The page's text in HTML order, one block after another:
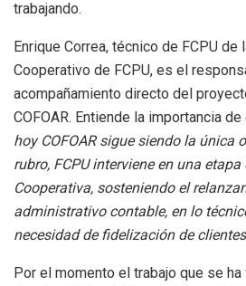
trabajando.
Enrique Correa, técnico de FCPU de
Cooperativo de FCPU, es el
acompañamiento directo del
COFOAR. Entiende la importancia
hoy COFOAR sigue siendo la única
rubro, FCPU interviene en una
Cooperativa, sosteniendo el
administrativo contable, en lo
necesidad de fidelización de
Por el momento el trabajo que se